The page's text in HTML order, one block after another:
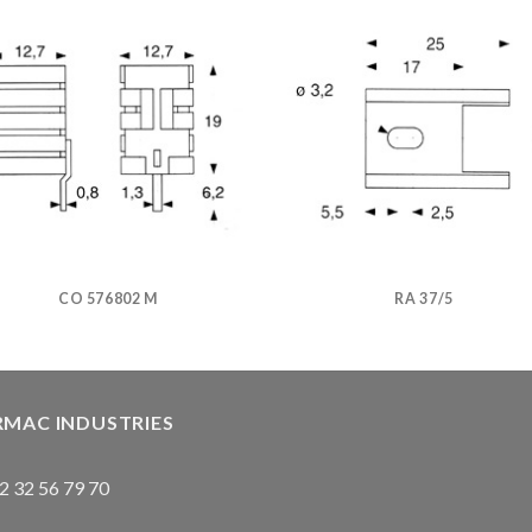
CO 576802 M RA 37/5
INDUSTRIES
32 56 79 70